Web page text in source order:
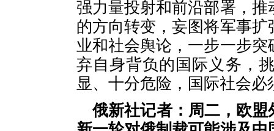
强力量投射和前沿部署，
的方向转变，妄图将军事
业和社会舆论，一步一步
弃自身背负的国际义务，
显、十分危险，国际社会
俄新社记者：周二，欧